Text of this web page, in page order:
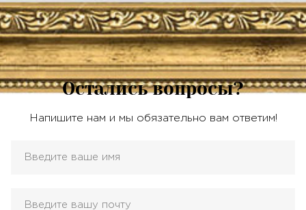
Остались вопросы?
Напишите нам и мы обязательно вам ответим!